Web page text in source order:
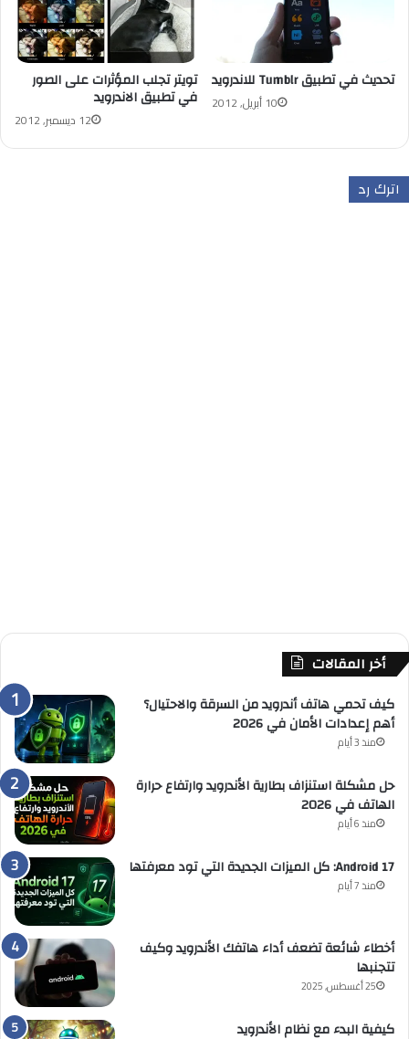
تويتر تجلب المؤثرات على الصور
في تطبيق الاندرويد
12 ديسمبر, 2012
تحديث في تطبيق Tumblr للاندرويد
10 أبريل, 2012
اترك رد
أخر المقالات
كيف تحمي هاتف أندرويد من السرقة والاحتيال؟
أهم إعدادات الأمان في 2026
منذ 3 أيام
حل مشكلة استنزاف بطارية الأندرويد وارتفاع حرارة
الهاتف في 2026
منذ 6 أيام
Android 17: كل الميزات الجديدة التي تود معرفتها
منذ 7 أيام
أخطاء شائعة تضعف أداء هاتفك الأندرويد وكيف
تتجنبها
25 أغسطس, 2025
كيفية البدء مع نظام الأندرويد